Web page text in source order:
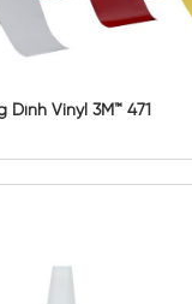
Dính Vinyl 3M™ 471